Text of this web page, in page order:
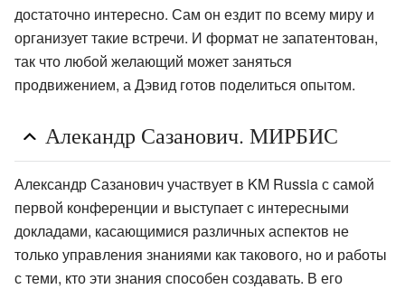
достаточно интересно. Сам он ездит по всему миру и
организует такие встречи. И формат не запатентован,
так что любой желающий может заняться
продвижением, а Дэвид готов поделиться опытом.
Алекандр Сазанович. МИРБИС
Александр Сазанович участвует в KM Russia с самой
первой конференции и выступает с интересными
докладами, касающимися различных аспектов не
только управления знаниями как такового, но и работы
с теми, кто эти знания способен создавать. В его